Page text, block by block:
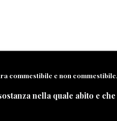
commestibile e non
nella quale abito e che